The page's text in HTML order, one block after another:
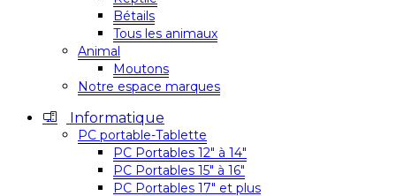
Bétails
Tous les animaux
Animal
Moutons
Notre espace marques
Informatique
PC portable-Tablette
PC Portables 12″ à 14″
PC Portables 15″ à 16″
PC Portables 17″ et plus